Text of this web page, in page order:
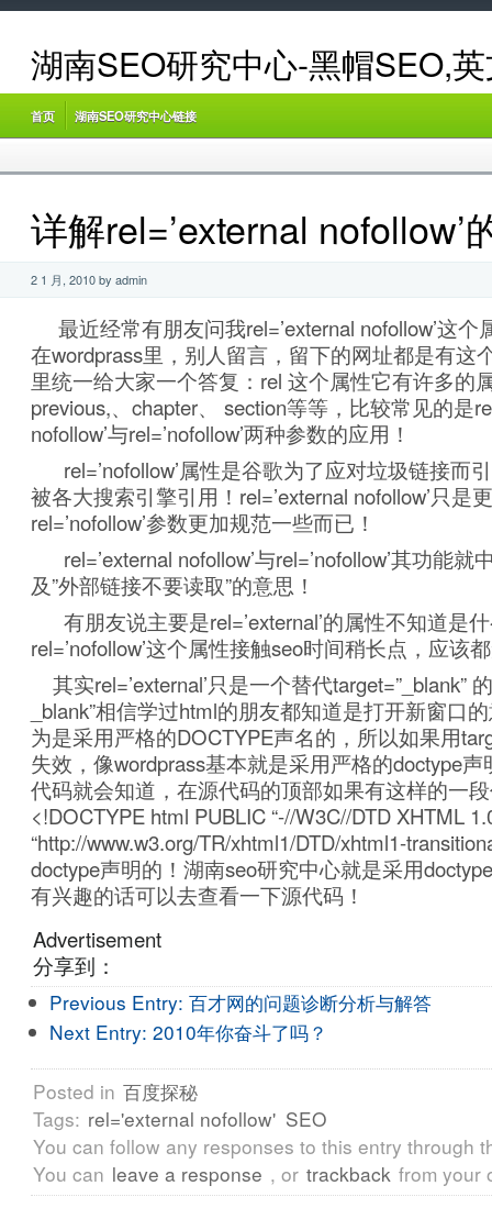
湖南SEO研究中心-黑帽SEO,
首页 湖南SEO研究中心链接
详解rel=’external nofollow’
2 1 月, 2010 by admin
最近经常有朋友问我rel=’external nofollow’这个
在wordprass里，别人留言，留下的网址都是有这
里统一给大家一个答复：rel 这个属性它有许多的
previous,、chapter、 section等等，比较常见的是
nofollow’与rel=’nofollow’两种参数的应用！
rel=’nofollow’属性是谷歌为了应对垃圾链接而
被各大搜索引擎引用！rel=’external nofollow’只是
rel=’nofollow’参数更加规范一些而已！
rel=’external nofollow’与rel=’nofollow’其功能就
及”外部链接不要读取”的意思！
有朋友说主要是rel=’external’的属性不知道是
rel=’nofollow’这个属性接触seo时间稍长点，应该
其实rel=’external’只是一个替代target=”_blank”
_blank”相信学过html的朋友都知道是打开新窗口
为是采用严格的DOCTYPE声名的，所以如果用
失效，像wordprass基本就是采用严格的doctype
代码就会知道，在源代码的顶部如果有这样的一
<!DOCTYPE html PUBLIC “-//W3C//DTD XHTML
“http://www.w3.org/TR/xhtml1/DTD/xhtml1-
doctype声明的！湖南seo研究中心就是采用
有兴趣的话可以去查看一下源代码！
Advertisement
分享到：
Previous Entry: 百才网的问题诊断分析与解答
Next Entry: 2010年你奋斗了吗？
Posted in 百度探秘
Tags: rel='external nofollow' SEO
You can follow any responses to this entry through
You can leave a response , or trackback from your